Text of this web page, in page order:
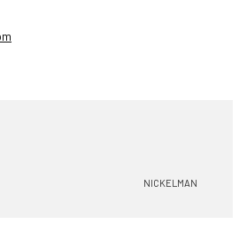
NICKELMAN